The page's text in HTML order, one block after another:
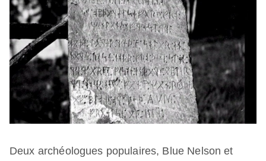
Deux archéologues populaires, Blue Nelson et